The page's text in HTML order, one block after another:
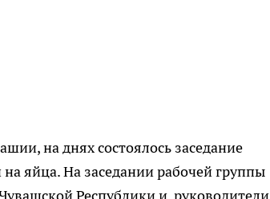
на днях состоялось заседание
яйца. На заседании рабочей группы